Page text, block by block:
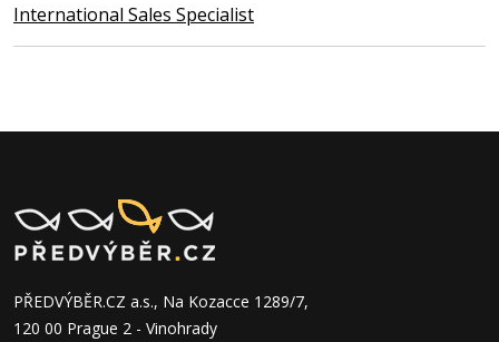
International Sales Specialist
PŘEDVÝBĚR.CZ a.s., Na Kozacce 1289/7,
120 00 Prague 2 - Vinohrady